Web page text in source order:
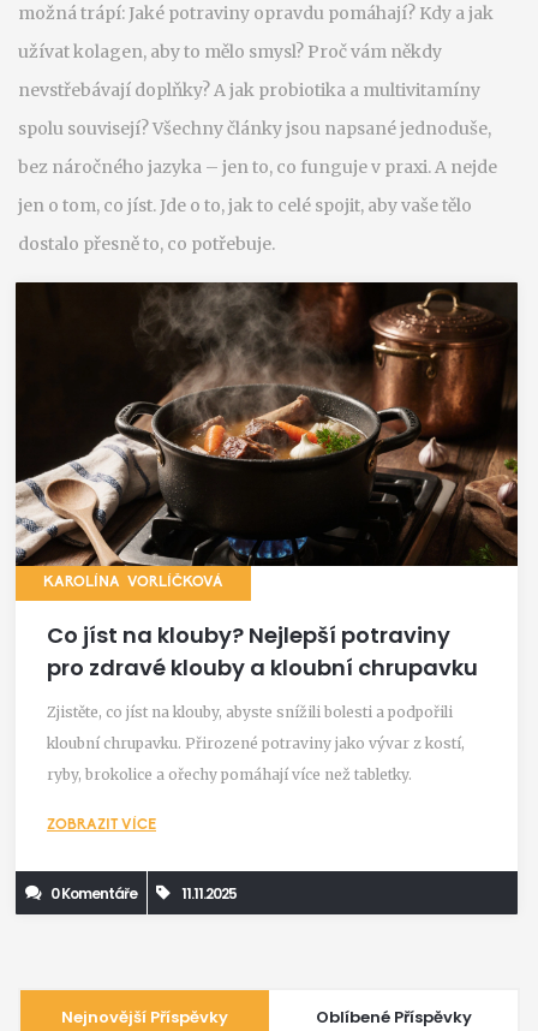
možná trápí: Jaké potraviny opravdu pomáhají? Kdy a jak
užívat kolagen, aby to mělo smysl? Proč vám někdy
nevstřebávají doplňky? A jak probiotika a multivitamíny
spolu souvisejí? Všechny články jsou napsané jednoduše,
bez náročného jazyka – jen to, co funguje v praxi. A nejde
jen o tom, co jíst. Jde o to, jak to celé spojit, aby vaše tělo
dostalo přesně to, co potřebuje.
KAROLÍNA VORLÍČKOVÁ
Co jíst na klouby? Nejlepší potraviny
pro zdravé klouby a kloubní chrupavku
Zjistěte, co jíst na klouby, abyste snížili bolesti a podpořili
kloubní chrupavku. Přirozené potraviny jako vývar z kostí,
ryby, brokolice a ořechy pomáhají více než tabletky.
ZOBRAZIT VÍCE
0 Komentáře 11.11.2025
Nejnovější Příspěvky Oblíbené Příspěvky